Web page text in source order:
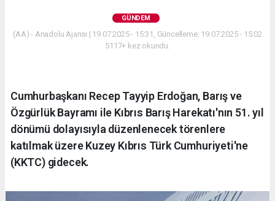
GÜNDEM
(AA) - Anadolu Ajansı | 19.07.2025 - 15:31, Güncelleme: 19.07.2025 - 15:02
5117+ kez okundu.
Cumhurbaşkanı Recep Tayyip Erdoğan, Barış ve
Özgürlük Bayramı ile Kıbrıs Barış Harekatı'nın 51. yıl
dönümü dolayısıyla düzenlenecek törenlere
katılmak üzere Kuzey Kıbrıs Türk Cumhuriyeti'ne
(KKTC) gidecek.